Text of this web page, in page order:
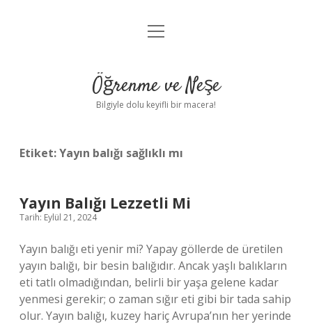
Anasayfa
Yasal Uyarı
menüyü
Öğrenme ve Neşe
Bilgiyle dolu keyifli bir macera!
Etiket:Yayın balığı sağlıklı mı
Yayın Balığı Lezzetli Mi
Tarih: Eylül 21, 2024
Yayın balığı eti yenir mi? Yapay göllerde de üretilen
yayın balığı, bir besin balığıdır. Ancak yaşlı balıkların
eti tatlı olmadığından, belirli bir yaşa gelene kadar
yenmesi gerekir; o zaman sığır eti gibi bir tada sahip
olur. Yayın balığı, kuzey hariç Avrupa’nın her yerinde